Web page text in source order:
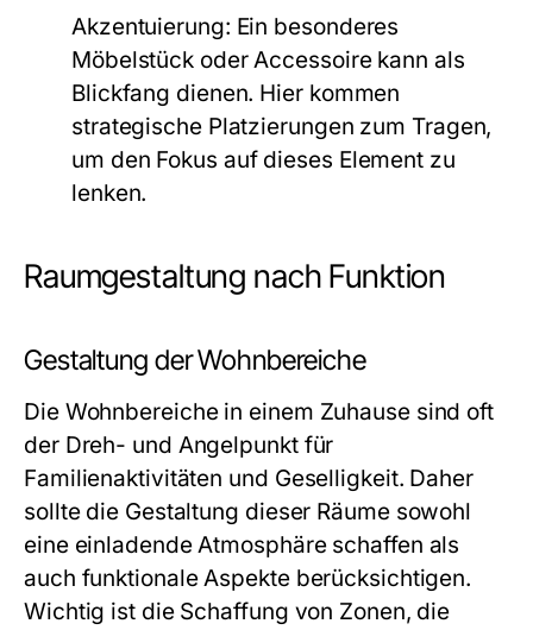
Akzentuierung: Ein besonderes
Möbelstück oder Accessoire kann als
Blickfang dienen. Hier kommen
strategische Platzierungen zum Tragen,
um den Fokus auf dieses Element zu
lenken.
Raumgestaltung nach Funktion
Gestaltung der Wohnbereiche
Die Wohnbereiche in einem Zuhause sind oft
der Dreh- und Angelpunkt für
Familienaktivitäten und Geselligkeit. Daher
sollte die Gestaltung dieser Räume sowohl
eine einladende Atmosphäre schaffen als
auch funktionale Aspekte berücksichtigen.
Wichtig ist die Schaffung von Zonen, die